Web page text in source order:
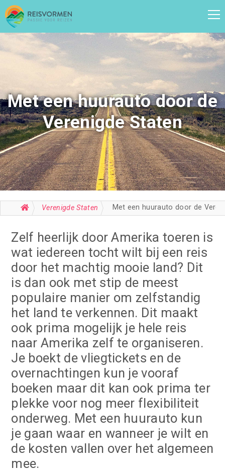
Met een huurauto door de
Verenigde Staten
Verenigde Staten
Zelf heerlijk door Amerika toeren is
wat iedereen tocht wilt bij een reis
door het machtig mooie land? Dit
is dan ook met stip de meest
populaire manier om zelfstandig
het land te verkennen. Dit maakt
ook prima mogelijk je hele reis
naar Amerika zelf te organiseren.
Je boekt de vliegtickets en de
overnachtingen kun je vooraf
boeken maar dit kan ook prima ter
plekke voor nog meer flexibiliteit
onderweg. Met een huurauto kun
je gaan waar en wanneer je wilt en
de kosten vallen over het algemeen
mee.